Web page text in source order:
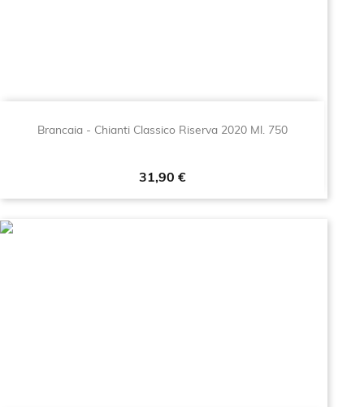
Brancaia - Chianti Classico Riserva 2020 Ml. 750
Prezzo
31,90 €